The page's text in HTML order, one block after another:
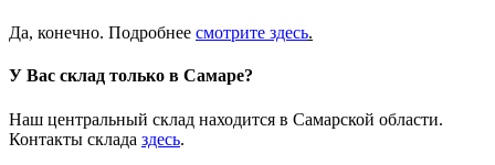
Да, конечно. Подробнее смотрите здесь.
У Вас склад только в Самаре?
Наш центральный склад находится в Самарской области.
Контакты склада здесь.